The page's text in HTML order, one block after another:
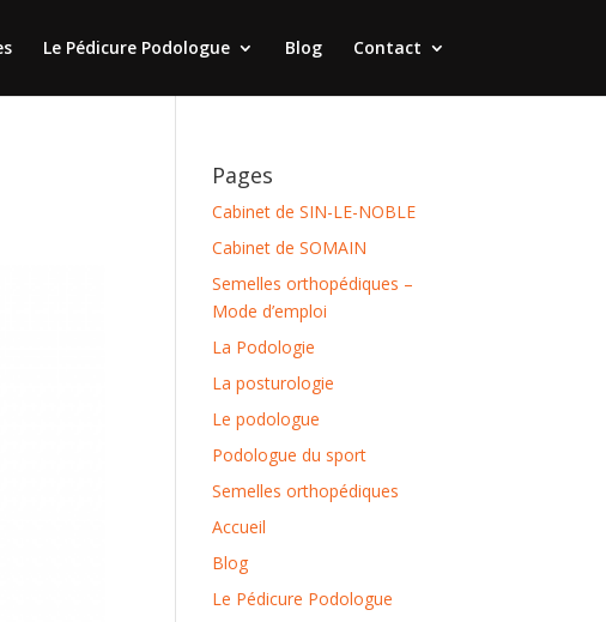
Le Pédicure Podologue Blog Contact
Pages
Cabinet de SIN-LE-NOBLE
Cabinet de SOMAIN
Semelles orthopédiques –
Mode d’emploi
La Podologie
La posturologie
Le podologue
Podologue du sport
Semelles orthopédiques
Accueil
Blog
Le Pédicure Podologue